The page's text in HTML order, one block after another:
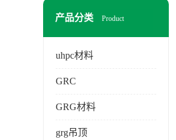
产品分类 Product
uhpc材料
GRC
GRG材料
grg吊顶